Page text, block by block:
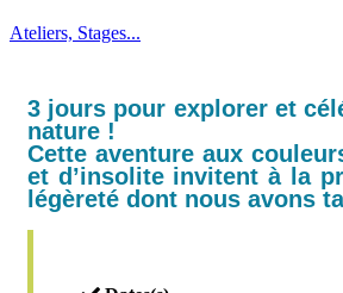
Ateliers, Stages...
3 jours pour explorer et
nature !
Cette aventure aux
et d’insolite invitent à la
légèreté dont nous avons